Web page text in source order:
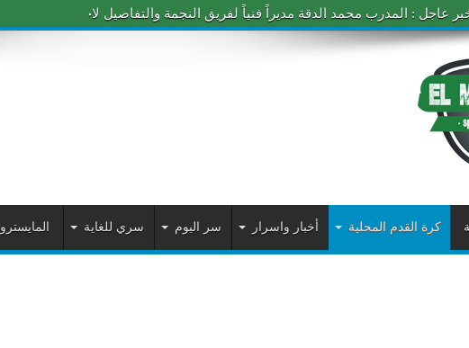
عاجل : المدرب محمد الدقة مديراً فنياً لفريق النجمة والتفاصيل لاحقاً
كرة القدم المحلية أخبار واسرار سر اليوم سري للغاية المايسترو